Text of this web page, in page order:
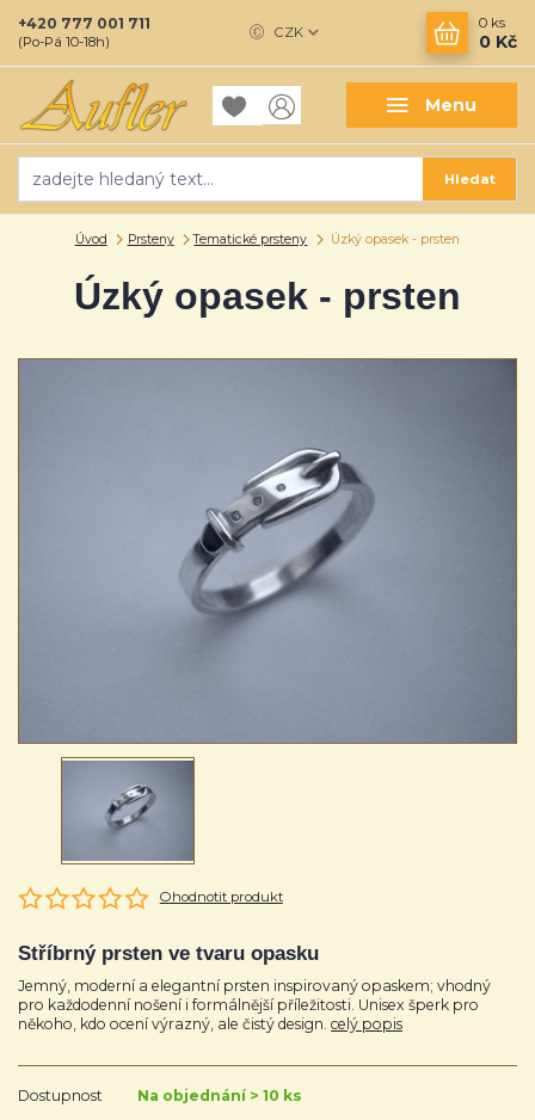
Menu
CZK
Hledat
+420 777 001 711
(Po-Pá 10-18h)
0 ks
0 Kč
Úvod Prsteny Tematické prsteny Úzký opasek - prsten
Úzký opasek - prsten
Ohodnotit produkt
Stříbrný prsten ve tvaru opasku
Jemný, moderní a elegantní prsten inspirovaný opaskem; vhodný
pro každodenní nošení i formálnější příležitosti. Unisex šperk pro
někoho, kdo ocení výrazný, ale čistý design. celý popis
Dostupnost
Na objednání > 10 ks